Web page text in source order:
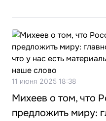
11 июня 2025 18:38
Михеев о том, что
предложить миру: